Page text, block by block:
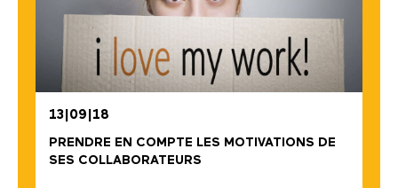
13|09|18
PRENDRE EN COMPTE LES MOTIVATIONS DE
SES COLLABORATEURS